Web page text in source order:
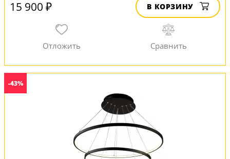
15 900 ₽ В КОРЗИНУ
-43%